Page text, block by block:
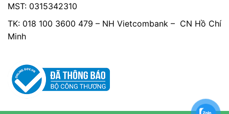
MST: 0315342310
TK: 018 100 3600 479 – NH Vietcombank – CN Hồ Chí
Minh